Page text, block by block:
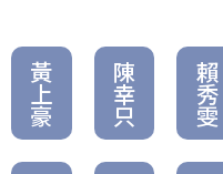
黃
上
豪
陳
幸
只
賴
秀
雯